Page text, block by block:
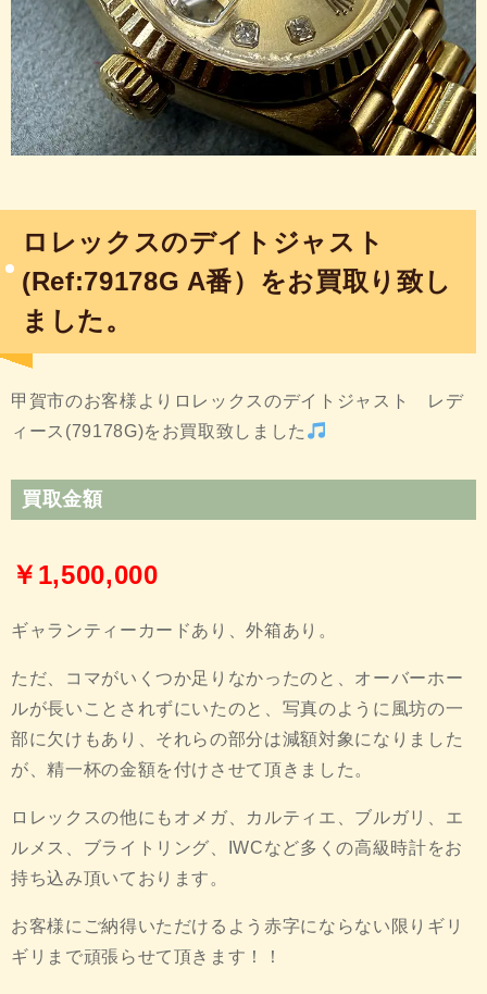
ロレックスのデイトジャスト
(Ref:79178G A番）をお買取り致し
ました。
甲賀市のお客様よりロレックスのデイトジャスト レデ
ィース(79178G)をお買取致しました
買取金額
￥1,500,000
ギャランティーカードあり、外箱あり。
ただ、コマがいくつか足りなかったのと、オーバーホー
ルが長いことされずにいたのと、写真のように風坊の一
部に欠けもあり、それらの部分は減額対象になりました
が、精一杯の金額を付けさせて頂きました。
ロレックスの他にもオメガ、カルティエ、ブルガリ、エ
ルメス、ブライトリング、IWCなど多くの高級時計をお
持ち込み頂いております。
お客様にご納得いただけるよう赤字にならない限りギリ
ギリまで頑張らせて頂きます！！